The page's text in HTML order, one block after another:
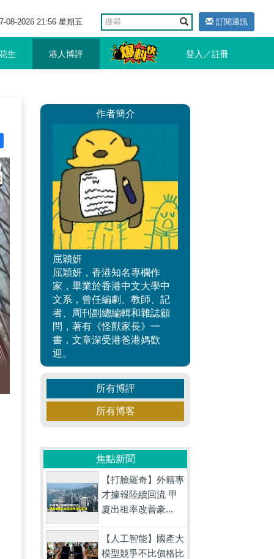
08-2026 21:56 星期五 訂閱通訊
生 港人博評 登入／註冊
作者簡介
屈穎妍
屈穎妍，香港知名專欄作
家，畢業於香港中文大學中
文系，曾任編劇、教師、記
者、周刊副總編輯和雜誌顧
問，著有《怪獸家長》一
書，文章深受港爸港媽歡
迎。
所有博評
所有博客
焦點新聞
【打臉羅奇】外籍專
才據報陸續回流 甲
廈出租率改善豪...
【人工智能】國產大
模型競爭不比價格比